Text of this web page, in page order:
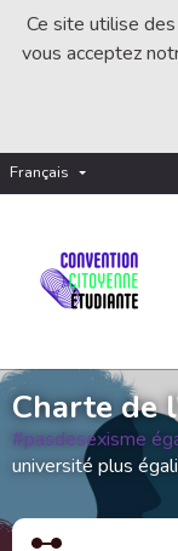
Ce site utilise
vous acceptez
Français Choisir la langue
Charte de
#pasdesexisme
université plus